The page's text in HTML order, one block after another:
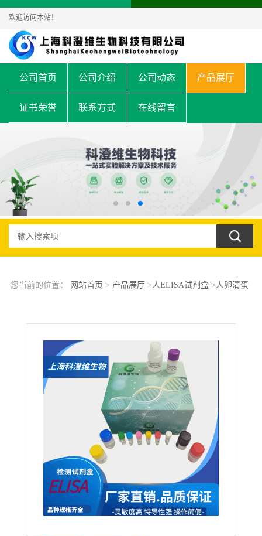
欢迎访问本站！
公司首页 公司介绍 公司动态 产品展厅
证书荣誉 联系方式 在线留言
您当前的位置： 网站首页 > 产品展厅> 人ELISA试剂盒> 人卵清蛋